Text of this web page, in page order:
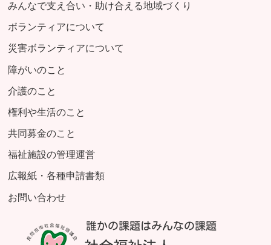
みんなで支え合い・助け合える地域づくり
ボランティアについて
災害ボランティアについて
障がいのこと
介護のこと
権利や生活のこと
共同募金のこと
福祉施設の管理運営
広報紙・各種申請書類
お問い合わせ